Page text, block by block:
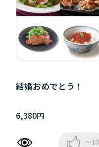
結婚おめでとう！
6,380円
～10